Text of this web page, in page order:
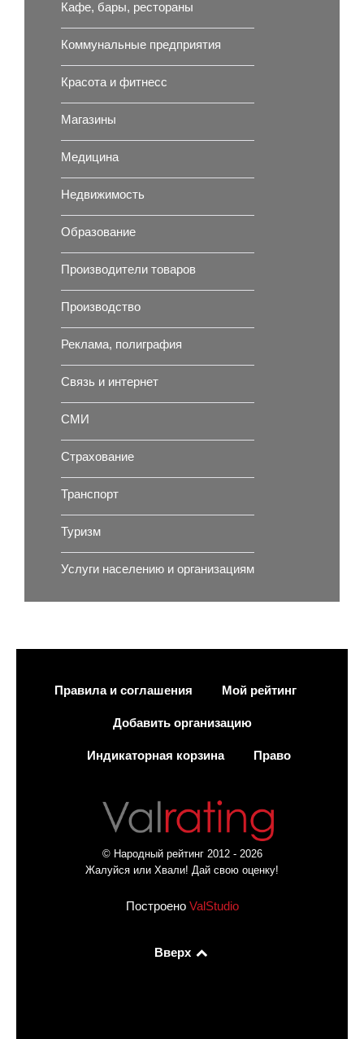
Кафе, бары, рестораны
Коммунальные предприятия
Красота и фитнесс
Магазины
Медицина
Недвижимость
Образование
Производители товаров
Производство
Реклама, полиграфия
Связь и интернет
СМИ
Страхование
Транспорт
Туризм
Услуги населению и организациям
Правила и соглашения Мой рейтинг
Добавить организацию
Индикаторная корзина Право
© Народный рейтинг 2012 - 2026
Жалуйся или Хвали! Дай свою оценку!
Построено ValStudio
Вверх